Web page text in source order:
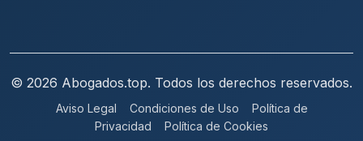
© 2026 Abogados.top. Todos los derechos reservados.
Aviso Legal Condiciones de Uso
Política de
Privacidad
Política de Cookies